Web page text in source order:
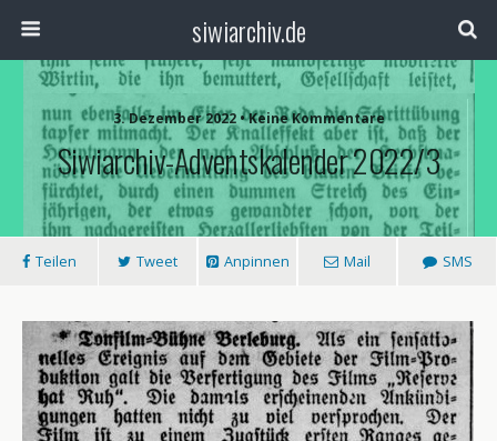
siwiarchiv.de
3. Dezember 2022 • Keine Kommentare
Siwiarchiv-Adventskalender 2022/3
Teilen Tweet Anpinnen Mail SMS